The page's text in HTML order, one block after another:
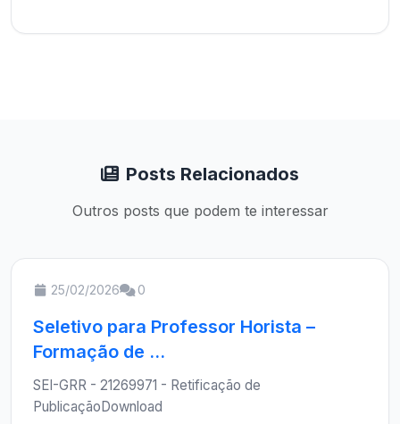
Posts Relacionados
Outros posts que podem te interessar
25/02/2026 0
Seletivo para Professor Horista –
Formação de ...
SEI-GRR - 21269971 - Retificação de
PublicaçãoDownload